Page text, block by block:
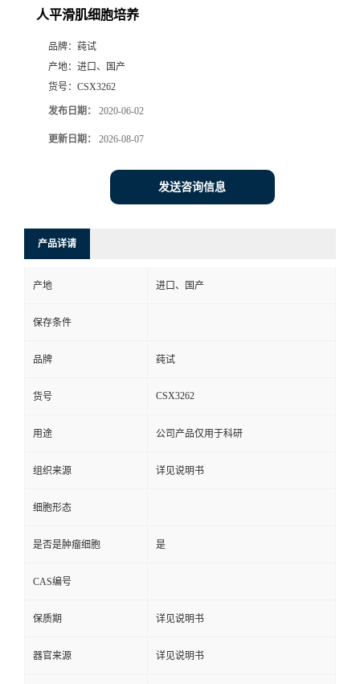
人平滑肌细胞培养
品牌： 莼试
产地： 进口、国产
货号： CSX3262
发布日期： 2020-06-02
更新日期： 2026-08-07
发送咨询信息
产品详请
产地 进口、国产
保存条件
品牌 莼试
货号 CSX3262
用途 公司产品仅用于科研
组织来源 详见说明书
细胞形态
是否是肿瘤细胞 是
CAS编号
保质期 详见说明书
器官来源 详见说明书